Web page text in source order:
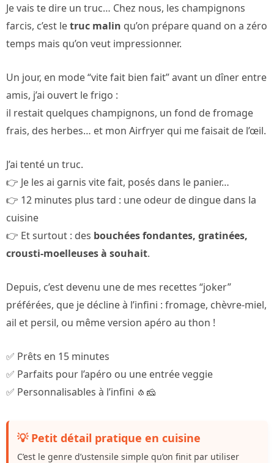
Je vais te dire un truc… Chez nous, les champignons
farcis, c’est letruc malin qu’on prépare quand on a zéro
temps mais qu’on veut impressionner.
Un jour, en mode “vite fait bien fait” avant un dîner entre
amis, j’ai ouvert le frigo :
il restait quelques champignons, un fond de fromage
frais, des herbes… et mon Airfryer qui me faisait de l’œil.
J’ai tenté un truc.
👉 Je les ai garnis vite fait, posés dans le panier…
👉 12 minutes plus tard : une odeur de dingue dans la
cuisine
👉 Et surtout : des bouchées fondantes, gratinées,
crousti-moelleuses à souhait.
Depuis, c’est devenu une de mes recettes “joker”
préférées, que je décline à l’infini : fromage, chèvre-miel,
ail et persil, ou même version apéro au thon !
✅ Prêts en 15 minutes
✅ Parfaits pour l’apéro ou une entrée veggie
✅ Personnalisables à l’infini 🧄🧀
💡 Petit détail pratique en cuisine
C’est le genre d’ustensile simple qu’on finit par utiliser